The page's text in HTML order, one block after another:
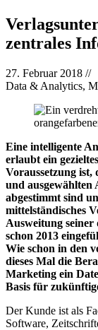
zentrales
27. Februar 2018 //
Data & Analytics,
Eine intelligente
erlaubt ein
Voraussetzung ist,
und ausgewählten
abgestimmt sind
mittelständisches
Ausweitung
schon 2013
Wie schon in den
dieses Mal die
Marketing ein
Basis für
Der Kunde ist als
Software,